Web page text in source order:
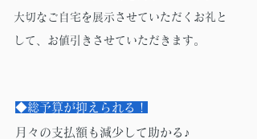
大切なご自宅を展示させていただくお礼と
して、お値引きさせていただきます。
◆総予算が抑えられる！
月々の支払額も減少して助かる♪